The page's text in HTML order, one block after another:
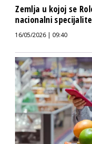
Zemlja u kojoj se
nacionalni
16/05/2026 | 09:40